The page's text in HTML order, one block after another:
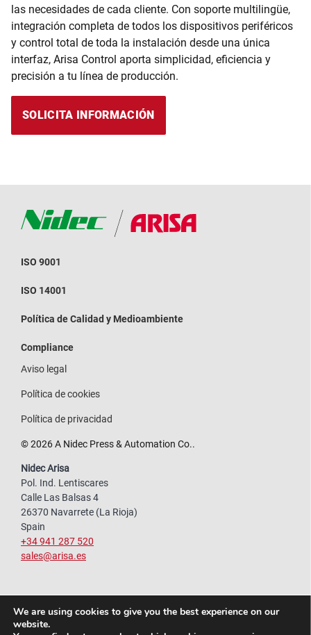
las necesidades de cada cliente. Con soporte multilingüe,
integración completa de todos los dispositivos periféricos
y control total de toda la instalación desde una única
interfaz, Arisa Control aporta simplicidad, eficiencia y
precisión a tu línea de producción.
SOLICITA INFORMACIÓN
ISO 9001
ISO 14001
Política de Calidad y Medioambiente
Compliance
Aviso legal
Política de cookies
Política de privacidad
© 2026 A Nidec Press & Automation Co..
Nidec Arisa
Pol. Ind. Lentiscares
Calle Las Balsas 4
26370 Navarrete (La Rioja)
Spain
+34 941 287 520
sales@arisa.es
We are using cookies to give you the best experience on our
website.